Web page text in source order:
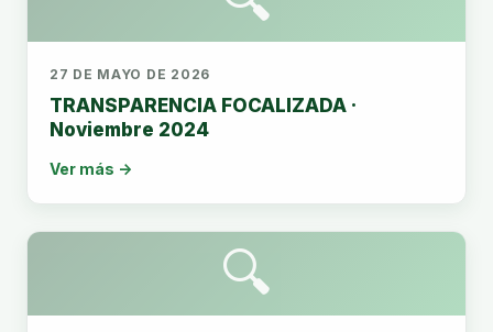
27 DE MAYO DE 2026
TRANSPARENCIA FOCALIZADA ·
Noviembre 2024
Ver más →
🔍